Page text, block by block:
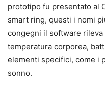
prototipo fu presentato al
smart ring, questi i nomi
congegni il software
temperatura corporea,
elementi specifici, come i
sonno.